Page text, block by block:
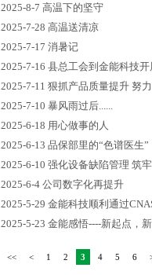
2025-8-7 高温下的坚守
2025-7-28 高温送清凉
2025-7-17 消暑记
2025-7-16 县总工会到金能科技
2025-7-11 狠抓产品质量提升 努
2025-7-10 暴风雨过后......
2025-6-18 用心做事的人
2025-6-13 品保部里的“色谱医生”
2025-6-10 强化设备缺陷管理 筑
2025-6-4 公司数字化再提升
2025-5-29 金能科技顺利通过
2025-5-23 金能感悟----新起点，
<< < 1 2 3 4 5 6